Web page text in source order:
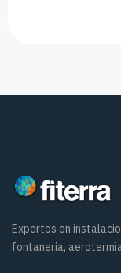
Expertos en
fontanería,